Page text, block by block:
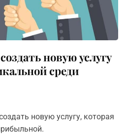
новую услугу
среди
новую услугу, которая